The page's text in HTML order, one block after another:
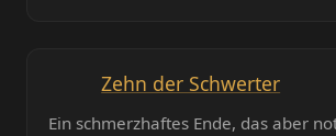
Zehn der Schwerter
Ein schmerzhaftes Ende, das aber